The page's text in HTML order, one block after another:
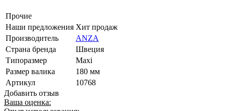
Прочие
Наши предложения Хит продаж
Производитель
ANZA
Страна бренда
Швеция
Типоразмер
Maxi
Размер валика
180 мм
Артикул
10768
Добавить отзыв
Ваша оценка: